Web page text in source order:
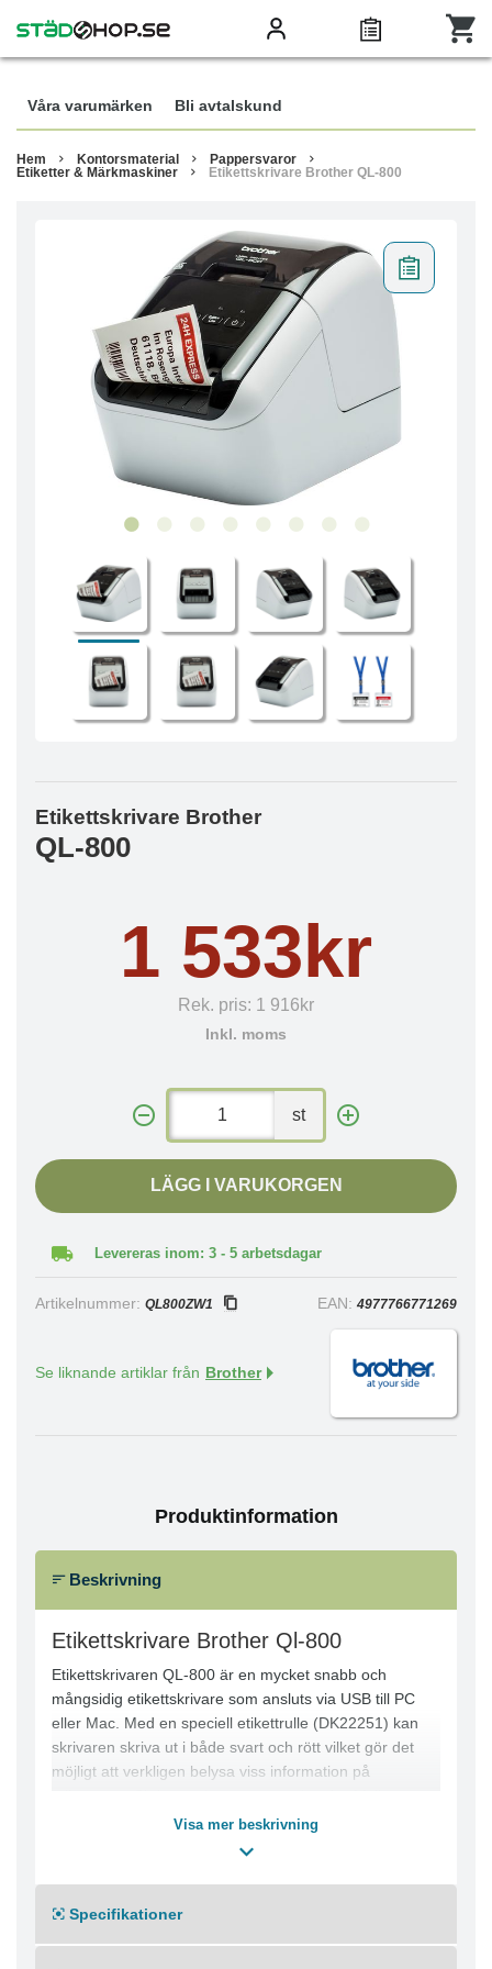
Våra varumärken Bli avtalskund
Hem Kontorsmaterial
Pappersvaror
Etiketter & Märkmaskiner
Etikettskrivare Brother QL-800
Etikettskrivare Brother
QL-800
1 533kr
Rek. pris: 1 916kr
Inkl. moms
st
LÄGG I VARUKORGEN
Levereras inom: 3 - 5 arbetsdagar
Artikelnummer: QL800ZW1 EAN: 4977766771269
Se liknande artiklar från Brother
Produktinformation
Beskrivning
Etikettskrivare Brother Ql-800
Etikettskrivaren QL-800 är en mycket snabb och
mångsidig etikettskrivare som ansluts via USB till PC
eller Mac. Med en speciell etikettrulle (DK22251) kan
skrivaren skriva ut i både svart och rött vilket gör det
möjligt att verkligen belysa viss information på
programvara för Windows och Mac. För användare av
Windows finns dessutom en funktion som inte kräver
kan lätt skapa professionella etiketter i hög upplösning
för dokument, arkiv, flikregister, mappar, namnskyltar
Visa mer beskrivning
Specifikationer